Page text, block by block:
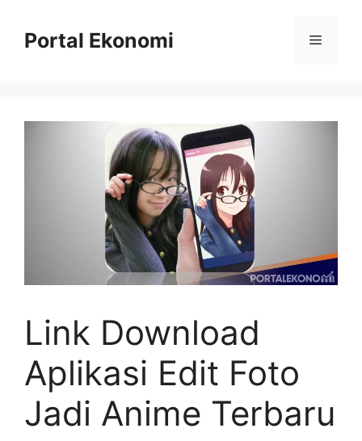
Portal Ekonomi Menu
Link Download
Aplikasi Edit Foto
Jadi Anime Terbaru